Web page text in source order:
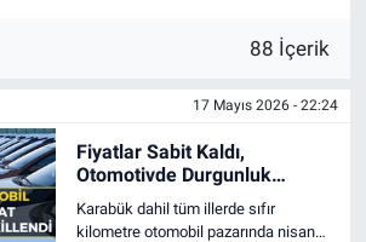
88 İçerik
17 Mayıs 2026 - 22:24
Fiyatlar Sabit Kaldı,
Otomotivde Durgunluk
Derinleşti
Karabük dahil tüm illerde sıfır
kilometre otomobil pazarında nisan